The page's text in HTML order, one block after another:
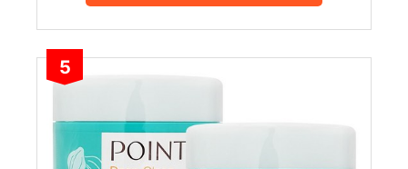
5